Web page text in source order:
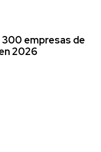
300 empresas de
2026